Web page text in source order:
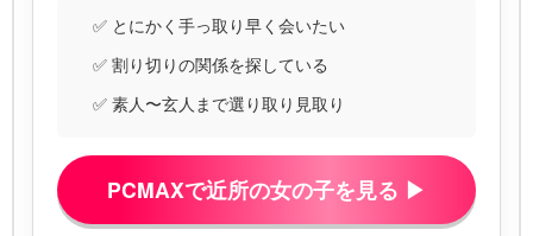
✅ とにかく手っ取り早く会いたい
✅ 割り切りの関係を探している
✅ 素人〜玄人まで選り取り見取り
PCMAXで近所の女の子を見る ▶